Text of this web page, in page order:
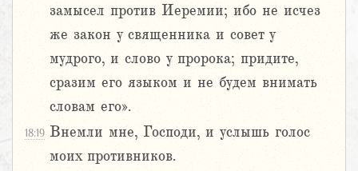
замысел против Иеремии; ибо не исчез
же закон у священника и совет у
мудрого, и слово у пророка; придите,
сразим его языком и не будем внимать
словам его».
18:19 Внемли мне, Господи, и услышь голос
моих противников.